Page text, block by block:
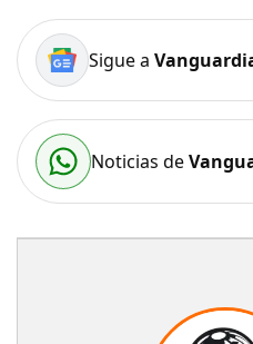
Sigue a
Noticias de